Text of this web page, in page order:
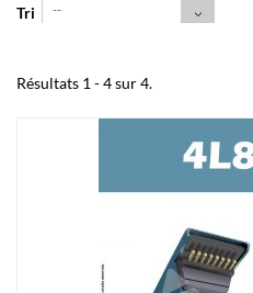
Tri --
Résultats 1 - 4 sur 4.